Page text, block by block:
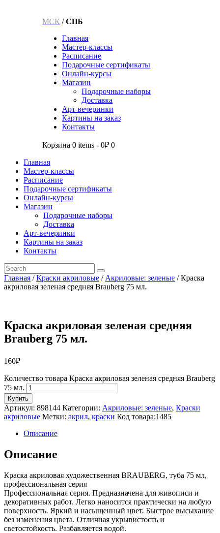
МСК /СПБ
Главная
Мастер-классы
Расписание
Подарочные сертификаты
Онлайн-курсы
Магазин
Подарочные наборы
Доставка
Арт-вечеринки
Картины на заказ
Контакты
Корзина 0 items -0₽ 0
Главная
Мастер-классы
Расписание
Подарочные сертификаты
Онлайн-курсы
Магазин
Подарочные наборы
Доставка
Арт-вечеринки
Картины на заказ
Контакты
Главная /Краски акриловые / Акриловые: зеленые / Краска
акриловая зеленая средняя Brauberg 75 мл.
Краска акриловая зеленая средняя
Brauberg 75 мл.
160₽
Количество товара Краска акриловая зеленая средняя Brauberg
75 мл.
Купить
Артикул: 898144 Категории: Акриловые: зеленые, Краски
акриловые Метки: акрил, краски Код товара:1485
Описание
Описание
Краска акриловая художественная BRAUBERG, туба 75 мл,
профессиональная серия
Профессиональная серия. Предназначена для живописи и
декоративных работ. Легко наносится практически на любую
поверхность. Яркий и насыщенный цвет. Быстрое высыхание
без изменения цвета. Отличная укрывистость и
светостойкость. Разбавляется водой.